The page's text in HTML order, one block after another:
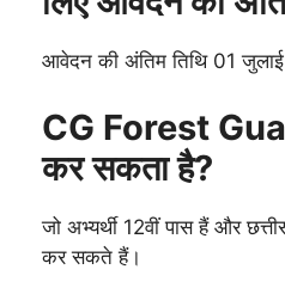
आवेदन की अंतिम तिथि 01
CG Forest
कर सकता है?
जो अभ्यर्थी 12वीं पास हैं और
कर सकते हैं।